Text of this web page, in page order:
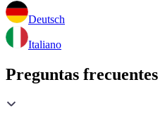
Deutsch
Italiano
Preguntas frecuentes